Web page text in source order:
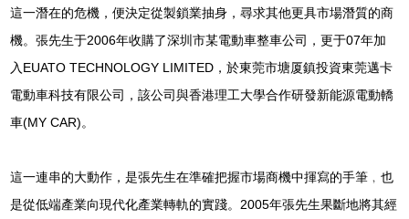
這一潛在的危機，便決定從製鎖業抽身，尋求其他更具市場潛質的商
機。張先生于2006年收購了深圳市某電動車整車公司，更于07年加
入EUATO TECHNOLOGY LIMITED，於東莞市塘厦鎮投資東莞邁卡
電動車科技有限公司，該公司與香港理工大學合作研發新能源電動轎
車(MY CAR)。
這一連串的大動作，是張先生在準確把握市場商機中揮寫的手筆﹐也
是從低端產業向現代化產業轉軌的實踐。2005年張先生果斷地將其經